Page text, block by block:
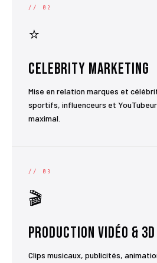
// 02
⭐
Celebrity Marketing
Mise en relation marques et
sportifs, influenceurs et
maximal.
// 03
🎬
Production Vidéo & 3D
Clips musicaux, publicités,